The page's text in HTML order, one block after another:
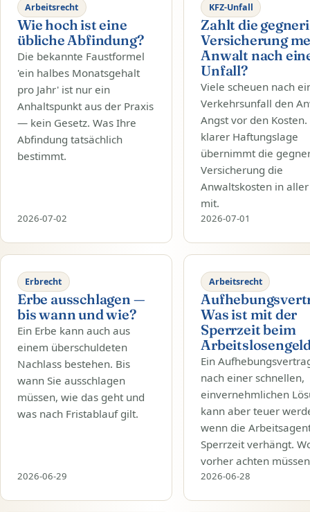
Arbeitsrecht
Wie hoch ist eine
übliche Abfindung?
Die bekannte Faustformel
'ein halbes Monatsgehalt
pro Jahr' ist nur ein
Anhaltspunkt aus der Praxis
— kein Gesetz. Was Ihre
Abfindung tatsächlich
bestimmt.
2026-07-02
KFZ-Unfall
Zahlt die
Versicherung
Anwalt nach
Unfall?
Viele scheuen nach
Verkehrsunfall den
Angst vor den Kosten.
klarer Haftungslage
übernimmt die
Versicherung die
Anwaltskosten in
mit.
2026-07-01
Erbrecht
Erbe ausschlagen —
bis wann und wie?
Ein Erbe kann auch aus
einem überschuldeten
Nachlass bestehen. Bis
wann Sie ausschlagen
müssen, wie das geht und
was nach Fristablauf gilt.
2026-06-29
Arbeitsrecht
Was ist mit der
Sperrzeit beim
Ein
nach einer schnellen,
einvernehmlichen
kann aber teuer
wenn die
Sperrzeit verhängt.
vorher achten
2026-06-28